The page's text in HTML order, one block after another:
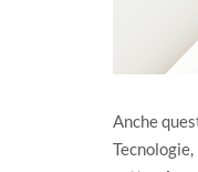
Anche